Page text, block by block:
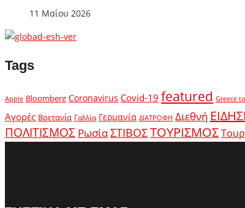
11 Μαΐου 2026
Tags
Apple Bloomberg Coronavirus Covid-19 featured Greece
Αγορές Βρετανία Γαλλία Γερμανία ΔΙΑΤΡΟΦΗ Διεθνή
ΠΟΛΙΤΙΣΜΟΣ ΡωσίαΣΤΙΒΟΣΤΟΥΡΙΣΜΟΣ